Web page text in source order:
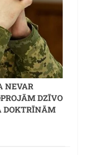
NEVAR
DZĪVO
DOKTRĪNĀM